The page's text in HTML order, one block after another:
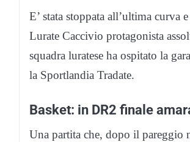
E’ stata stoppata all’ultima curva
Lurate Caccivio protagonista
squadra luratese ha ospitato la
la Sportlandia Tradate.
Basket: in DR2 finale
Una partita che, dopo il pareggio